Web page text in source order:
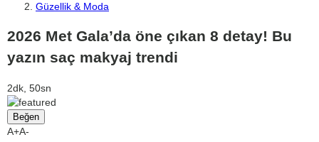
Güzellik & Moda
2026 Met Gala’da öne çıkan 8 detay! Bu
yazın saç makyaj trendi
2dk, 50sn
Beğen
A+A-